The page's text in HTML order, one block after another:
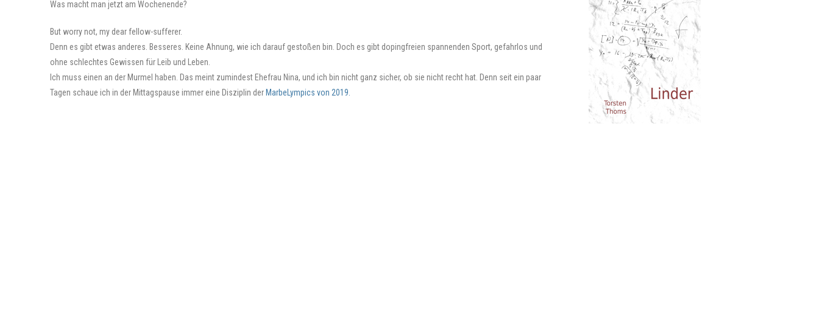
Was macht man jetzt am Wochenende?
But worry not, my dear fellow-sufferer.
Denn es gibt etwas anderes. Besseres. Keine Ahnung, wie ich darauf gestoßen bin. Doch es gibt dopingfreien spannenden Sport, gefahrlos und
ohne schlechtes Gewissen für Leib und Leben.
Ich muss einen an der Murmel haben. Das meint zumindest Ehefrau Nina, und ich bin nicht ganz sicher, ob sie nicht recht hat. Denn seit ein paar
Tagen schaue ich in der Mittagspause immer eine Disziplin der MarbeLympics von 2019.